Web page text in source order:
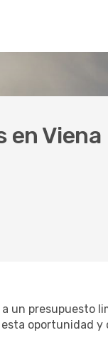
en Viena
presupuesto
oportunidad y